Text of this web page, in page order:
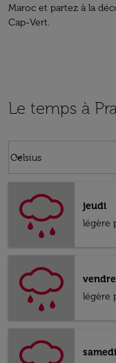
Maroc et partez à la
Cap-Vert.
Le temps à
Celsius
keyboard_arrow_down
jeudi
légère
légère
samedi